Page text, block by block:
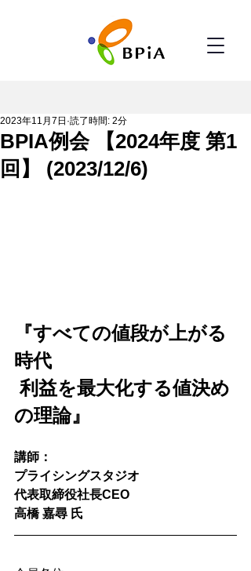
BPIA例会 【2024年度 第1
回】 (2023/12/6)
2023年11月7日 読了時間: 2分
『すべての値段が上がる
時代
利益を最大化する値決め
の理論』
講師：
プライシングスタジオ
代表取締役社長CEO
高橋 嘉尋 氏